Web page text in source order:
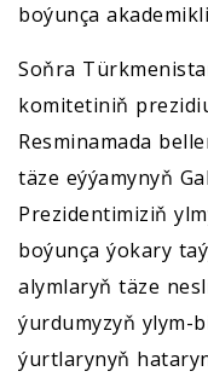
boýunça
Soňra
komitetiniň
Resminamada
täze eýýamynyň
Prezidentimiziň
boýunça ýokary
alymlaryň täze
ýurdumyzyň ylym-
ýurtlarynyň